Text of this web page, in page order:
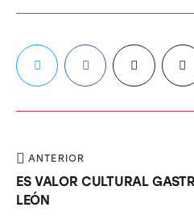
ANTERIOR
ES VALOR CULTURAL
LEÓN